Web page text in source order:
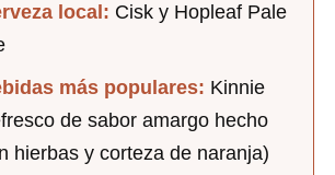
local: Cisk y Hopleaf Pale
más populares: Kinnie
de sabor amargo hecho
hierbas y corteza de naranja)